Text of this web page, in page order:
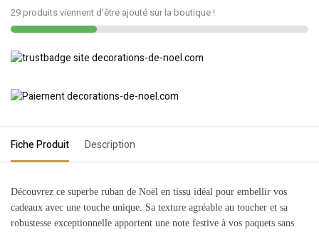
29 produits viennent d'être ajouté sur la boutique !
Fiche Produit Description
Découvrez ce superbe ruban de Noël en tissu idéal pour embellir vos
cadeaux avec une touche unique. Sa texture agréable au toucher et sa
robustesse exceptionnelle apportent une note festive à vos paquets sans